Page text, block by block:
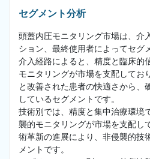
セグメント分析
頭蓋内圧モニタリング市場は、介
ション、最終使用者によってセグ
介入経路によると、精度と臨床的
モニタリングが市場を支配してお
と改善された患者の快適さから、
しているセグメントです。
技術別では、精度と集中治療環境
襲的モニタリングが市場を支配し
術革新の進展により、非侵襲的技
メントです。